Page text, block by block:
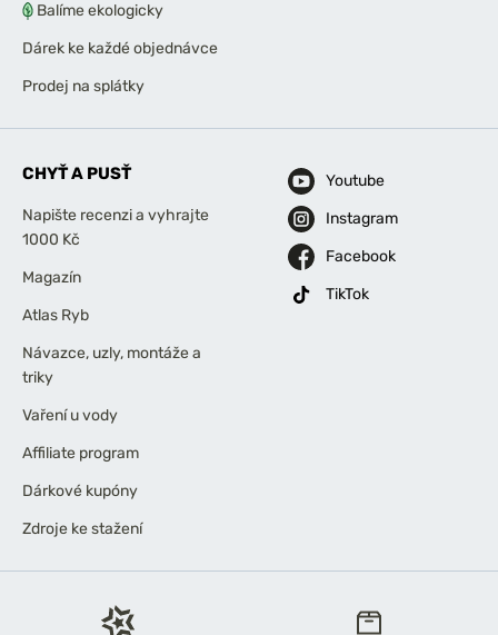
Balíme ekologicky
Dárek ke každé objednávce
Prodej na splátky
CHYŤ A PUSŤ
Napište recenzi a vyhrajte
1000 Kč
Magazín
Atlas Ryb
Návazce, uzly, montáže a
triky
Vaření u vody
Affiliate program
Dárkové kupóny
Zdroje ke stažení
Youtube
Instagram
Facebook
TikTok